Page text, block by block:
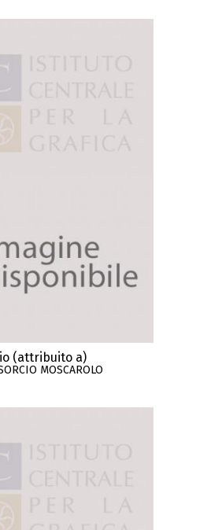
(attribuito a)
MOSCAROLO